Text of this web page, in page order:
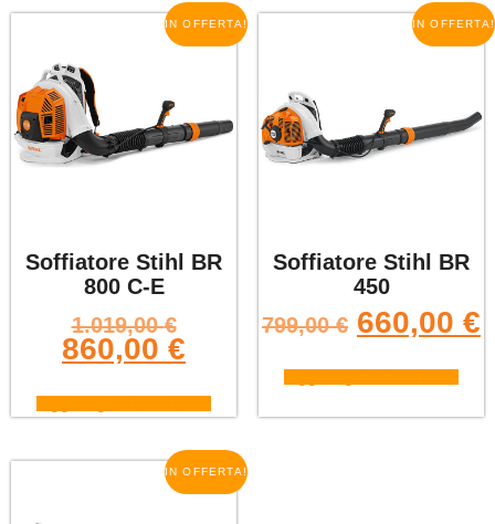
IN OFFERTA!
Soffiatore Stihl BR
800 C-E
1.019,00€
860,00 €
IN OFFERTA!
Soffiatore Stihl BR
450
799,00€ 660,00 €
IN OFFERTA!